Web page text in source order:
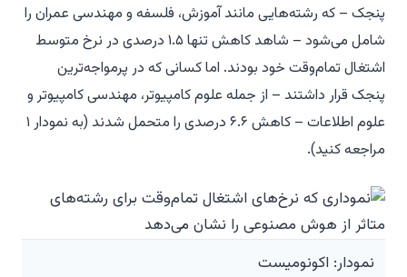
پنجک – که رشته‌هایی مانند آموزش، فلسفه و مهندسی عمران را
شامل می‌شود – شاهد کاهش تنها ۱.۵ درصدی در نرخ متوسط
اشتغال تمام‌وقت خود بودند. اما کسانی که در پرمواجه‌ترین
پنجک قرار داشتند – از جمله علوم کامپیوتر، مهندسی کامپیوتر و
علوم اطلاعات – کاهش ۶.۶ درصدی را متحمل شدند (به نمودار ۱
مراجعه کنید).
نمودار: اکونومیست